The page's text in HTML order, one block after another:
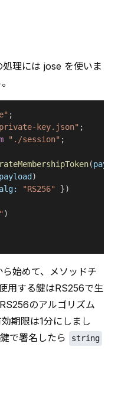
理には jose を使いま
;
key.json" ;
"./session" ;
(
payload )
alg: "RS256"
})
)
ら始めて、メソッドチ
用する鍵はRS256で生
のアルゴリズム
期限は1分にしまし
で署名したら
string